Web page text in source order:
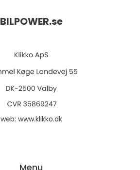
BILPOWER.se
web: www.klikko.dk
Menu